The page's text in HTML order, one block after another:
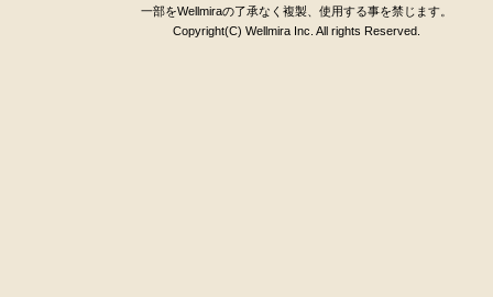
一部をWellmiraの了承なく複製、使用する事を禁じます。
Copyright(C) Wellmira Inc. All rights Reserved.